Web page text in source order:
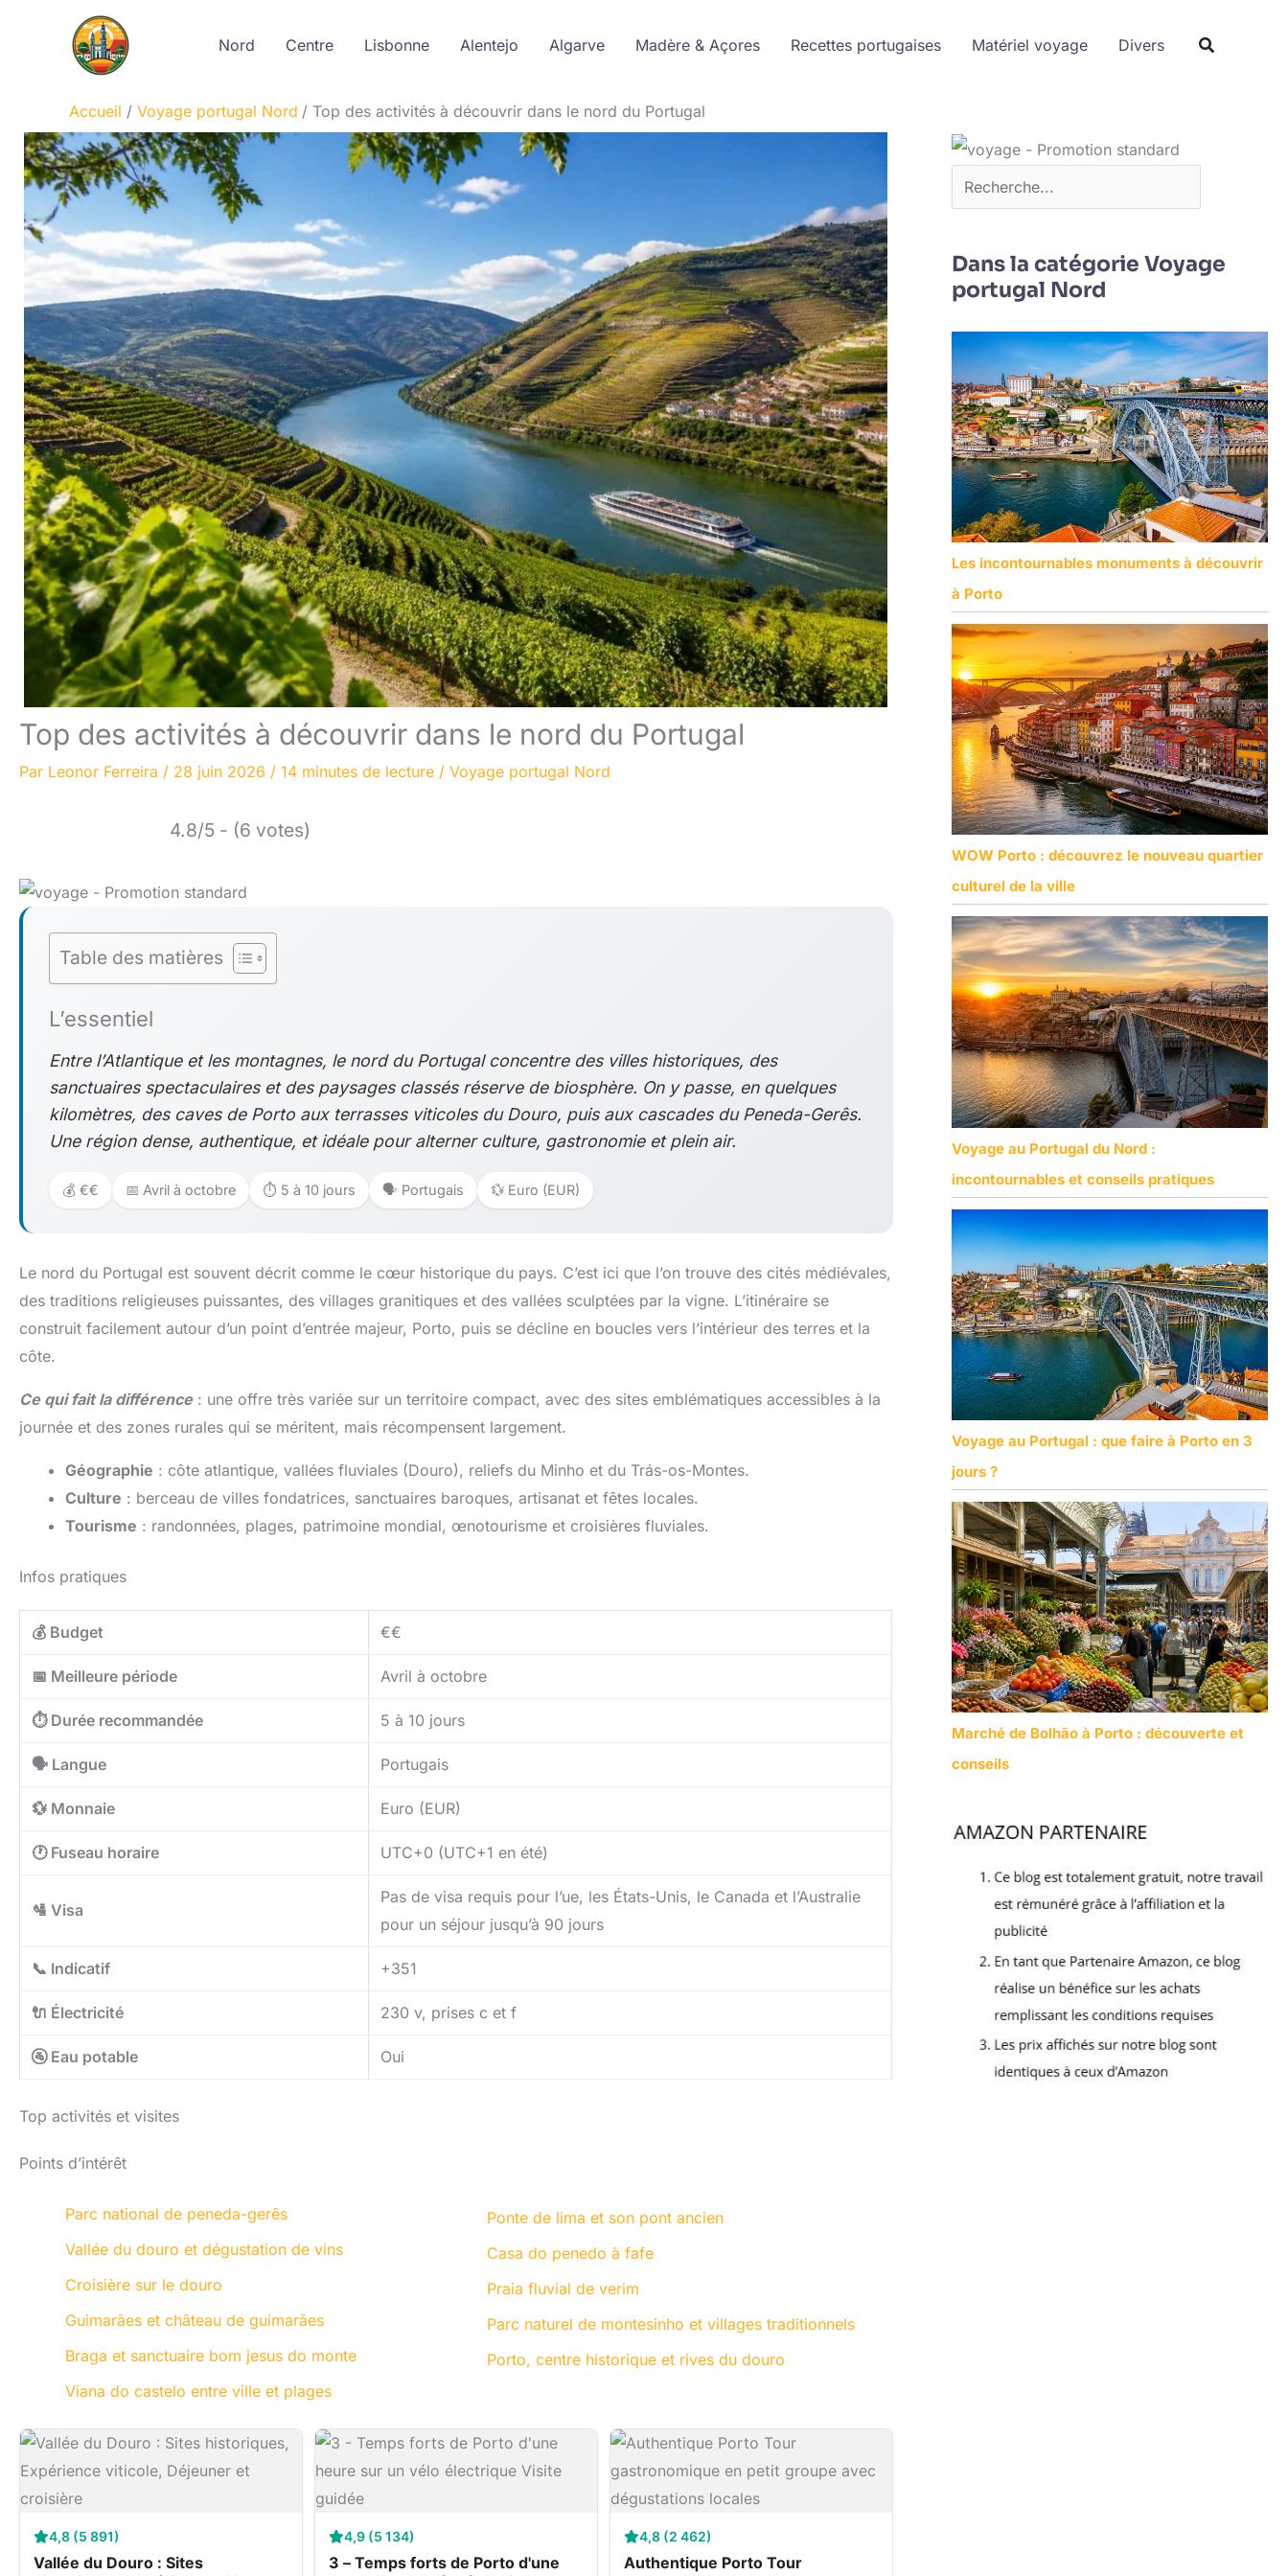
Nord Centre Lisbonne Alentejo Algarve Madère & Açores Recettes portugaises Matériel voyage Divers
Accueil Voyage portugal Nord Top des activités à découvrir dans le nord du Portugal
Top des activités à découvrir dans le nord du Portugal
Par Leonor Ferreira / 28 juin 2026 / 14 minutes de lecture / Voyage portugal Nord
4.8/5 - (6 votes)
Table des matières
L’essentiel
Entre l’Atlantique et les montagnes, le nord du Portugal concentre des villes historiques, des
sanctuaires spectaculaires et des paysages classés réserve de biosphère. On y passe, en quelques
kilomètres, des caves de Porto aux terrasses viticoles du Douro, puis aux cascades du Peneda-Gerês.
Une région dense, authentique, et idéale pour alterner culture, gastronomie et plein air.
💰 €€ 📅 Avril à octobre ⏱️ 5 à 10 jours 🗣️ Portugais 💱 Euro (EUR)
Le nord du Portugal est souvent décrit comme le cœur historique du pays. C’est ici que l’on trouve des cités médiévales,
des traditions religieuses puissantes, des villages granitiques et des vallées sculptées par la vigne. L’itinéraire se
construit facilement autour d’un point d’entrée majeur, Porto, puis se décline en boucles vers l’intérieur des terres et la
côte.
Ce qui fait la différence: une offre très variée sur un territoire compact, avec des sites emblématiques accessibles à la
journée et des zones rurales qui se méritent, mais récompensent largement.
Géographie : côte atlantique, vallées fluviales (Douro), reliefs du Minho et du Trás-os-Montes.
Culture : berceau de villes fondatrices, sanctuaires baroques, artisanat et fêtes locales.
Tourisme : randonnées, plages, patrimoine mondial, œnotourisme et croisières fluviales.
Infos pratiques
💰 Budget €€
📅 Meilleure période Avril à octobre
⏱️ Durée recommandée 5 à 10 jours
🗣️ Langue Portugais
💱 Monnaie Euro (EUR)
🕐 Fuseau horaire UTC+0 (UTC+1 en été)
🛂 Visa
Pas de visa requis pour l’ue, les États-Unis, le Canada et l’Australie
pour un séjour jusqu’à 90 jours
📞 Indicatif +351
🔌 Électricité 230 v, prises c et f
🚰 Eau potable Oui
Top activités et visites
Points d’intérêt
Parc national de peneda-gerês
Vallée du douro et dégustation de vins
Croisière sur le douro
Guimarães et château de guimarães
Braga et sanctuaire bom jesus do monte
Viana do castelo entre ville et plages
Ponte de lima et son pont ancien
Casa do penedo à fafe
Praia fluvial de verim
Parc naturel de montesinho et villages traditionnels
Porto, centre historique et rives du douro
4,8 (5 891)
Vallée du Douro : Sites
4,9 (5 134)
3 – Temps forts de Porto d'une
4,8 (2 462)
Authentique Porto Tour
Dans la catégorie Voyage
portugal Nord
Les incontournables monuments à découvrir
à Porto
WOW Porto : découvrez le nouveau quartier
culturel de la ville
Voyage au Portugal du Nord :
incontournables et conseils pratiques
Voyage au Portugal : que faire à Porto en 3
jours ?
Marché de Bolhão à Porto : découverte et
conseils